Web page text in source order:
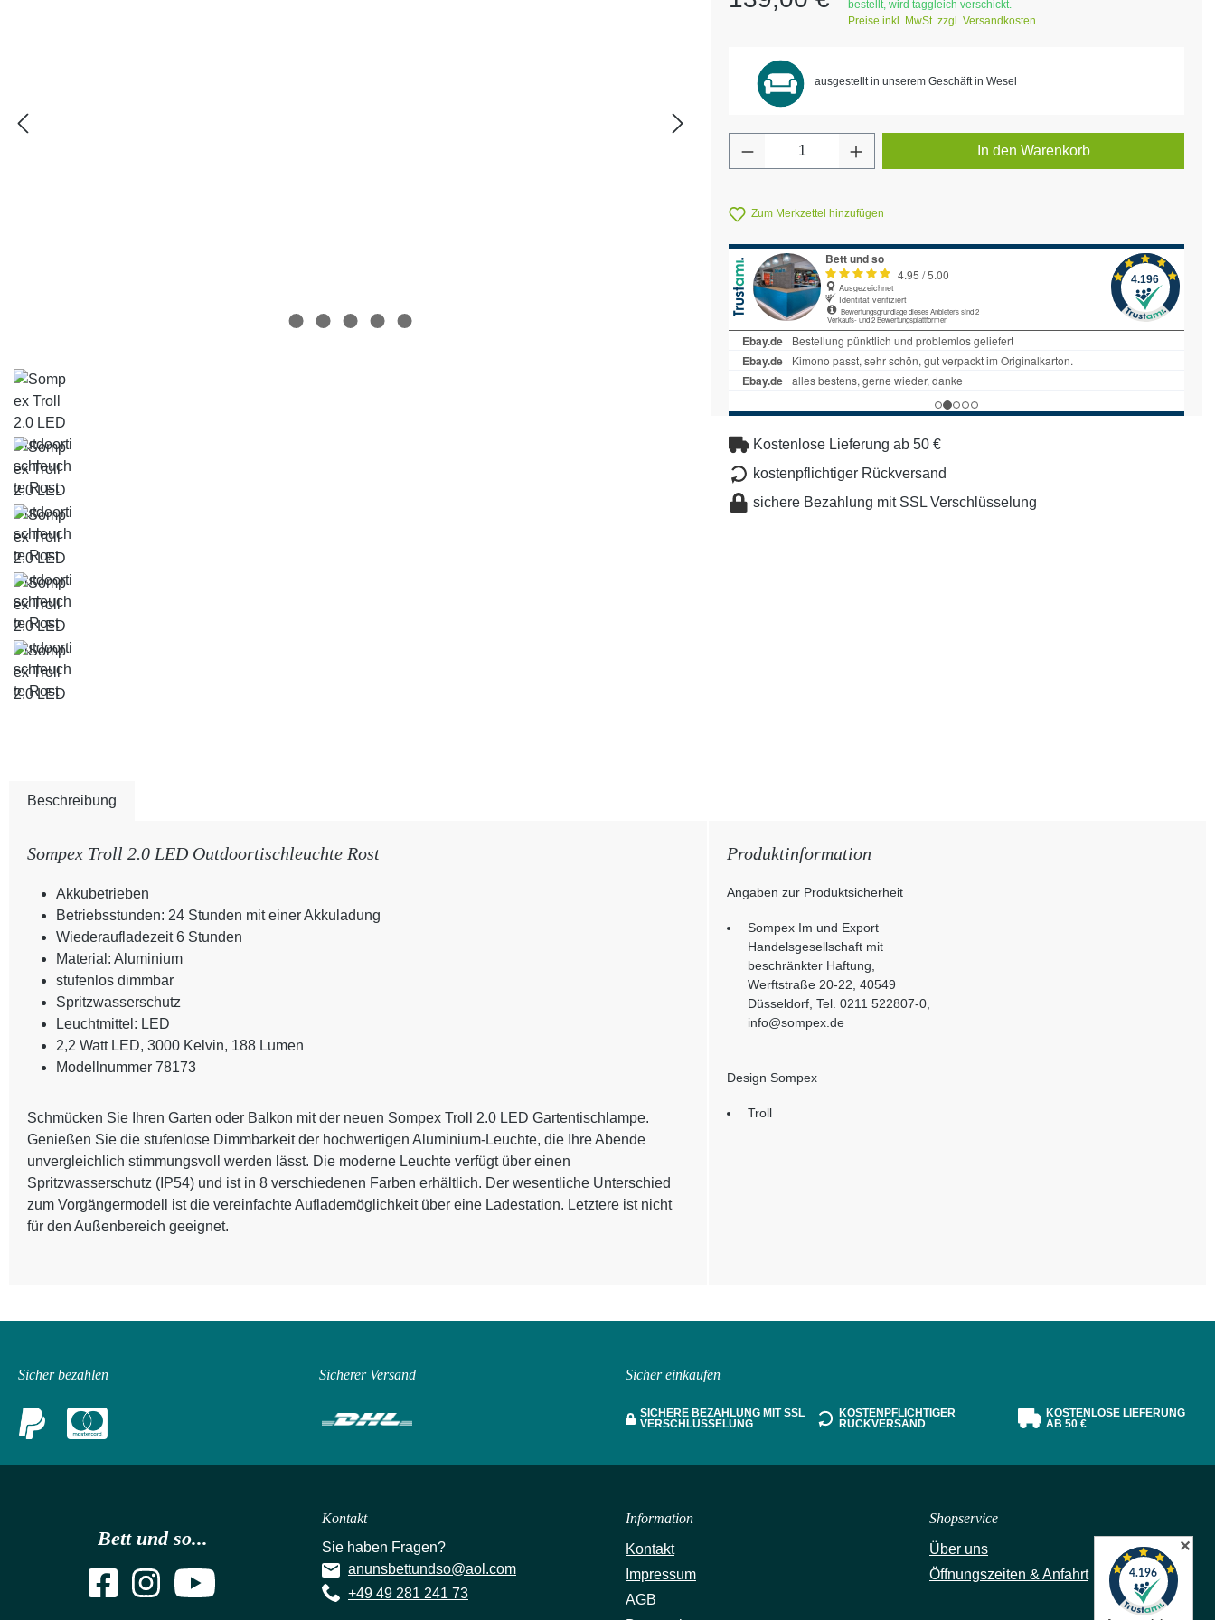
bestellt, wird taggleich verschickt.
Preise inkl. MwSt. zzgl. Versandkosten
ausgestellt in unserem Geschäft in Wesel
Produkt Anzahl: Gib den gewünschten Wert ein
In den Warenkorb
Zum Merkzettel hinzufügen
Kostenlose Lieferung ab 50 €
kostenpflichtiger Rückversand
sichere Bezahlung mit SSL Verschlüsselung
Beschreibung
Sompex Troll 2.0 LED Outdoortischleuchte Rost
Akkubetrieben
Betriebsstunden: 24 Stunden mit einer Akkuladung
Wiederaufladezeit 6 Stunden
Material: Aluminium
stufenlos dimmbar
Spritzwasserschutz
Leuchtmittel: LED
2,2 Watt LED, 3000 Kelvin, 188 Lumen
Modellnummer 78173
Schmücken Sie Ihren Garten oder Balkon mit der neuen Sompex Troll 2.0 LED Gartentischlampe.
Genießen Sie die stufenlose Dimmbarkeit der hochwertigen Aluminium-Leuchte, die Ihre Abende
unvergleichlich stimmungsvoll werden lässt. Die moderne Leuchte verfügt über einen
Spritzwasserschutz (IP54) und ist in 8 verschiedenen Farben erhältlich. Der wesentliche Unterschied
zum Vorgängermodell ist die vereinfachte Auflademöglichkeit über eine Ladestation. Letztere ist nicht
für den Außenbereich geeignet.
Produktinformation
Angaben zur Produktsicherheit
Sompex Im und Export
Handelsgesellschaft mit
beschränkter Haftung,
Werftstraße 20-22, 40549
Düsseldorf, Tel. 0211 522807-0,
info@sompex.de
Design Sompex
Troll
Sicher bezahlen Sicherer Versand Sicher einkaufen
SICHERE BEZAHLUNG MIT SSL
VERSCHLÜSSELUNG
KOSTENPFLICHTIGER
RÜCKVERSAND
KOSTENLOSE LIEFERUNG
AB 50 €
Bett und so...
Kontakt
Sie haben Fragen?
anunsbettundso@aol.com
+49 49 281 241 73
Information
Kontakt
Impressum
AGB
Shopservice
Über uns
Öffnungszeiten & Anfahrt
✕